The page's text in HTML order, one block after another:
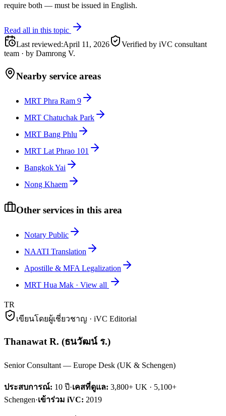
require both — must be issued in English.
Read all in this topic
Last reviewed:April 11, 2026
Verified by iVC consultant
team · by Damrong V.
Nearby service areas
MRT Phra Ram 9
MRT Chatuchak Park
MRT Bang Phlu
MRT Lat Phrao 101
Bangkok Yai
Nong Khaem
Other services in this area
Notary Public
NAATI Translation
Apostille & MFA Legalization
MRT Hua Mak · View all
TR
เขียนโดยผู้เชี่ยวชาญ · iVC Editorial
Thanawat R. (ธนวัฒน์ ร.)
Senior Consultant — Europe Desk (UK & Schengen)
ประสบการณ์: 10 ปี·เคสที่ดูแล: 3,800+ UK · 5,100+
Schengen·เข้าร่วม iVC: 2019